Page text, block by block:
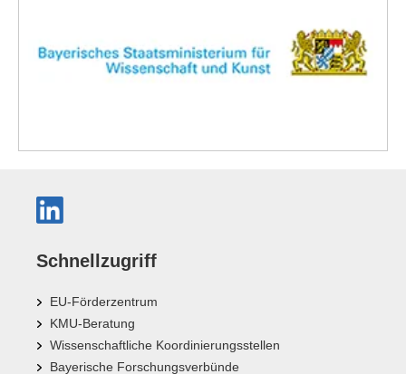
Schnellzugriff
EU-Förderzentrum
KMU-Beratung
Wissenschaftliche Koordinierungsstellen
Bayerische Forschungsverbünde